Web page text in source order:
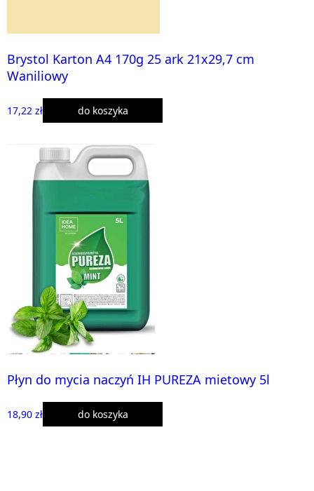
Brystol Karton A4 170g 25 ark 21x29,7 cm
Waniliowy
17,22 zł do koszyka
Płyn do mycia naczyń IH PUREZA mietowy 5l
18,90 zł do koszyka